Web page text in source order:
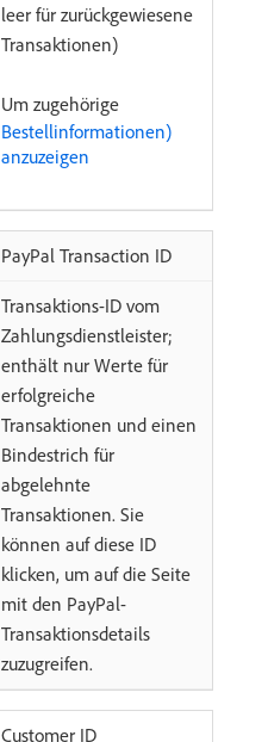
leer für zurückgewiesene
Transaktionen)
Um zugehörige
Bestellinformationen)
anzuzeigen
PayPal Transaction ID
Transaktions-ID vom
Zahlungsdienstleister;
enthält nur Werte für
erfolgreiche
Transaktionen und einen
Bindestrich für
abgelehnte
Transaktionen. Sie
können auf diese ID
klicken, um auf die Seite
mit den PayPal-
Transaktionsdetails
zuzugreifen.
Customer ID